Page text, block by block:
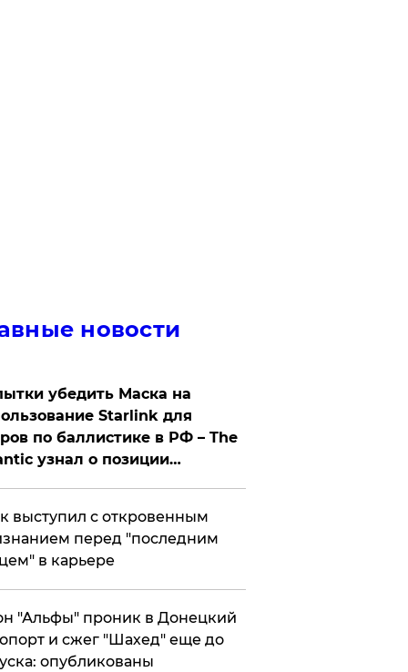
новости
убедить Маска на
Starlink для
по баллистике в РФ – The
узнал о позиции
выступил с откровенным
перед "последним
в карьере
"Альфы" проник в Донецкий
и сжег "Шахед" еще до
опубликованы